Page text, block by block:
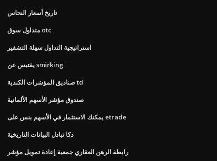
تاريخ أسعار النحاس
متداول سوق otc
استراتيجية التداول سهلة التشفير
يقتبس عن smirking
صناديق المؤشرات الكندية td
صندوق مؤشر الأسهم الألمانية
يمكنك الاستثمار في الأسهم بنس على etrade
دكا تبادل البيانات التاريخية
رابطة الرهن العقاري جمعية إعادة تمويل مؤشر